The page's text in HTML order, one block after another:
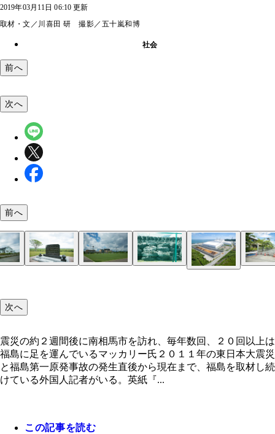
2019年03月11日 06:10 更新
取材・文／川喜田 研 撮影／五十嵐和博
社会
前へ
次へ
前へ
次へ
震災の約２週間後に南相馬市を訪れ、毎年数回、２０回以上は
福島に足を運んでいるマッカリー氏２０１１年の東日本大震災
と福島第一原発事故の発生直後から現在まで、福島を取材し続
けている外国人記者がいる。英紙『...
この記事を読む